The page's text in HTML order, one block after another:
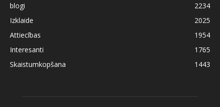
blogi
2234
Izklaide
2025
Attiecības
1954
Interesanti
1765
Skaistumkopšana
1443